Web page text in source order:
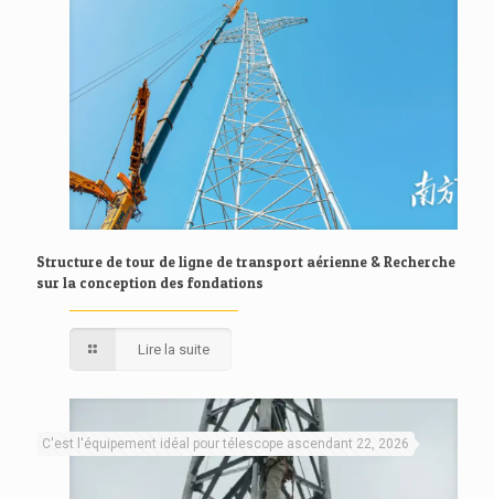
Structure de tour de ligne de transport aérienne & Recherche
sur la conception des fondations
Lire la suite
C'est l'équipement idéal pour télescope ascendant 22, 2026